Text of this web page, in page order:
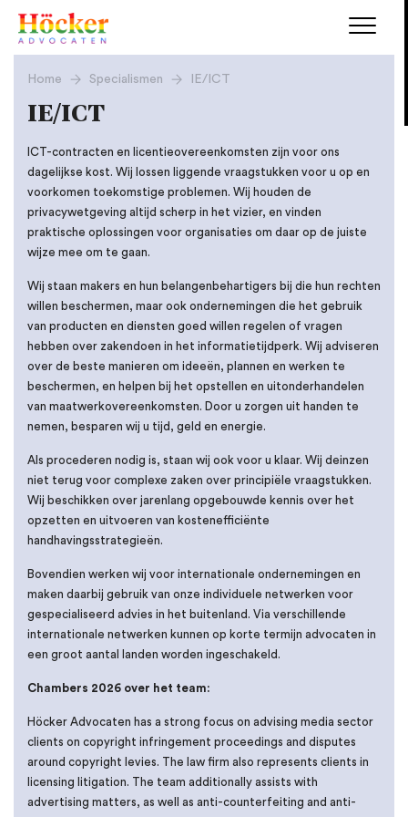
Home Specialismen IE/ICT
IE/ICT
ICT-contracten en licentieovereenkomsten zijn voor ons
dagelijkse kost. Wij lossen liggende vraagstukken voor u op en
voorkomen toekomstige problemen. Wij houden de
privacywetgeving altijd scherp in het vizier, en vinden
praktische oplossingen voor organisaties om daar op de juiste
wijze mee om te gaan.
Wij staan makers en hun belangenbehartigers bij die hun rechten
willen beschermen, maar ook ondernemingen die het gebruik
van producten en diensten goed willen regelen of vragen
hebben over zakendoen in het informatietijdperk. Wij adviseren
over de beste manieren om ideeën, plannen en werken te
beschermen, en helpen bij het opstellen en uitonderhandelen
van maatwerkovereenkomsten. Door u zorgen uit handen te
nemen, besparen wij u tijd, geld en energie.
Als procederen nodig is, staan wij ook voor u klaar. Wij deinzen
niet terug voor complexe zaken over principiële vraagstukken.
Wij beschikken over jarenlang opgebouwde kennis over het
opzetten en uitvoeren van kostenefficiënte
handhavingsstrategieën.
Bovendien werken wij voor internationale ondernemingen en
maken daarbij gebruik van onze individuele netwerken voor
gespecialiseerd advies in het buitenland. Via verschillende
internationale netwerken kunnen op korte termijn advocaten in
een groot aantal landen worden ingeschakeld.
Chambers 2026 over het team:
Höcker Advocaten has a strong focus on advising media sector
clients on copyright infringement proceedings and disputes
around copyright levies. The law firm also represents clients in
licensing litigation. The team additionally assists with
advertising matters, as well as anti-counterfeiting and anti-